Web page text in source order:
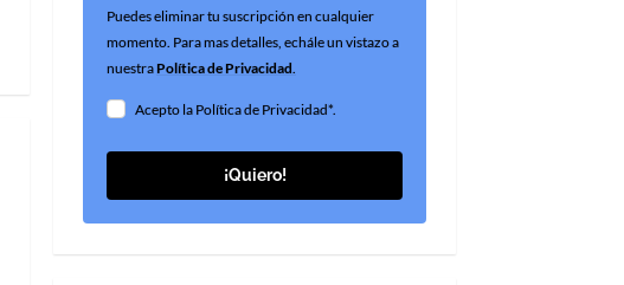
Puedes eliminar tu suscripción en cualquier
momento. Para mas detalles, echále un vistazo a
nuestraPolítica de Privacidad.
Acepto la Política de Privacidad*.
¡Quiero!